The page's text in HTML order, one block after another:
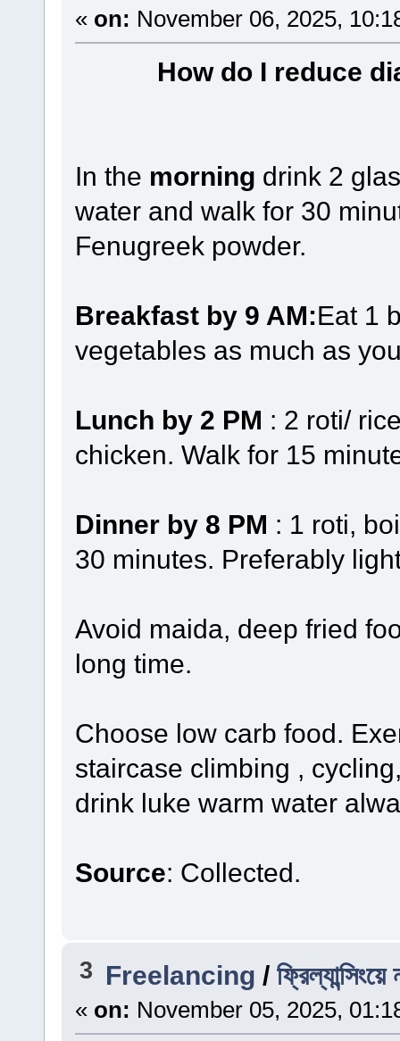
« on: November 06, 2025,
How do I reduce
In the morning drink 2
water and walk for 30
Fenugreek powder.
Breakfast by 9 AM:Eat 1
vegetables as much as
Lunch by 2 PM : 2 roti/
chicken. Walk for 15
Dinner by 8 PM : 1 roti,
30 minutes. Preferably
Avoid maida, deep fried
long time.
Choose low carb food.
staircase climbing ,
drink luke warm water
Source: Collected.
3 Freelancing/
« on: November 05, 2025,